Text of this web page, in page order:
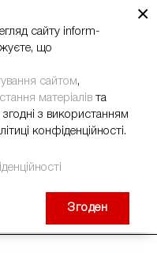
×
сайту inform-
що
сайтом,
матеріалів та
згодні з використанням
конфіденційності.
Згоден